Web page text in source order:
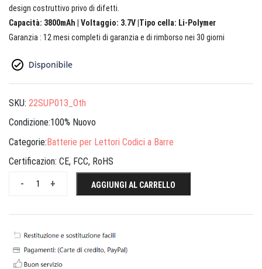
design costruttivo privo di difetti.
Capacità: 3800mAh | Voltaggio: 3.7V |Tipo cella: Li-Polymer
Garanzia : 12 mesi completi di garanzia e di rimborso nei 30 giorni
SKU: 22SUP013_Oth
Condizione:100% Nuovo
Categorie:Batterie per Lettori Codici a Barre
Certificazion: CE, FCC, RoHS
+
- AGGIUNGI AL CARRELLO